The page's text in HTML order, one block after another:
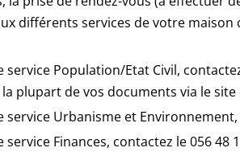
différents services de votre maison
service Population/Etat Civil,
plupart de vos documents via le site
service Urbanisme et Environnement,
service Finances, contactez le 056 48